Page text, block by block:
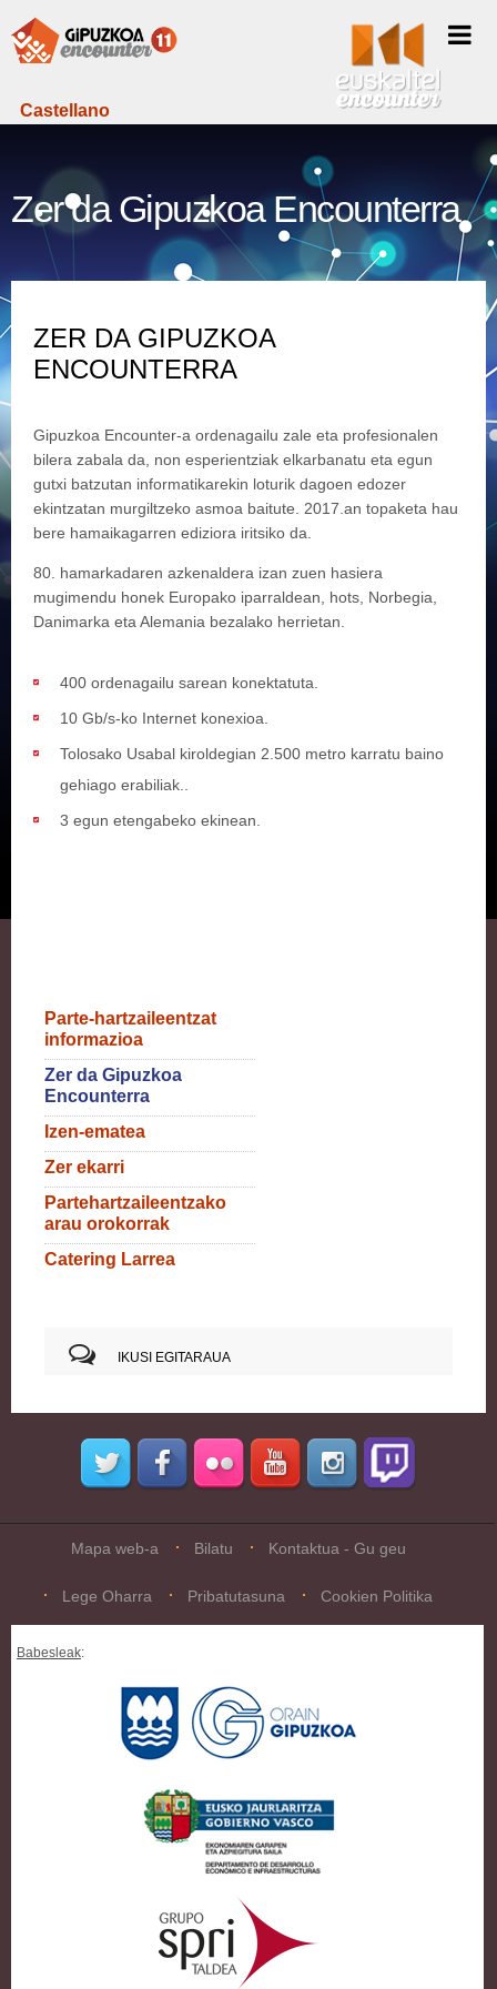
Castellano
Zer da Gipuzkoa Encounterra
ZER DA GIPUZKOA
ENCOUNTERRA
Gipuzkoa Encounter-a ordenagailu zale eta profesionalen
bilera zabala da, non esperientziak elkarbanatu eta egun
gutxi batzutan informatikarekin loturik dagoen edozer
ekintzatan murgiltzeko asmoa baitute. 2017.an topaketa hau
bere hamaikagarren ediziora iritsiko da.
80. hamarkadaren azkenaldera izan zuen hasiera
mugimendu honek Europako iparraldean, hots, Norbegia,
Danimarka eta Alemania bezalako herrietan.
400 ordenagailu sarean konektatuta.
10 Gb/s-ko Internet konexioa.
Tolosako Usabal kiroldegian 2.500 metro karratu baino
gehiago erabiliak..
3 egun etengabeko ekinean.
Parte-hartzaileentzat
informazioa
Zer da Gipuzkoa
Encounterra
Izen-ematea
Zer ekarri
Partehartzaileentzako
arau orokorrak
Catering Larrea
IKUSI EGITARAUA
Mapa web-a Bilatu Kontaktua - Gu geu
Lege Oharra Pribatutasuna Cookien Politika
Babesleak: